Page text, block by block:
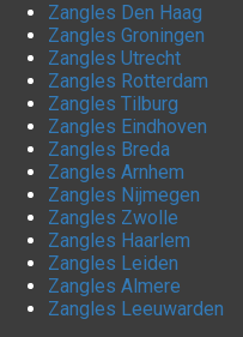
Zangles Den Haag
Zangles Groningen
Zangles Utrecht
Zangles Rotterdam
Zangles Tilburg
Zangles Eindhoven
Zangles Breda
Zangles Arnhem
Zangles Nijmegen
Zangles Zwolle
Zangles Haarlem
Zangles Leiden
Zangles Almere
Zangles Leeuwarden